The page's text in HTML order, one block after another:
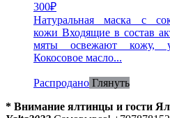
300₽
Натуральная маска с
кожи Входящие в состав
мяты освежают кожу,
Кокосовое масло...
Распродано Глянуть
* Внимание ялтинцы и гости